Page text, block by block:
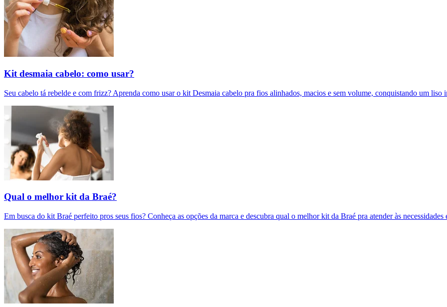
Kit desmaia cabelo: como usar?
Seu cabelo tá rebelde e com frizz? Aprenda como usar o kit Desmaia cabelo pra fios alinhados, macios e sem volume, conquistando um liso
Qual o melhor kit da Braé?
Em busca do kit Braé perfeito pros seus fios? Conheça as opções da marca e descubra qual o melhor kit da Braé pra atender às necessidades